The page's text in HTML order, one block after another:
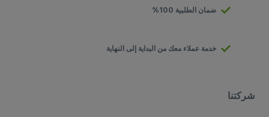
ضمان الطلبية 100%
خدمة عملاء معك من البداية إلى النهاية
شركتنا